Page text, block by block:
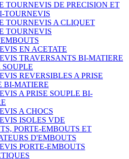
TOURNEVIS DE PRECISION ET
TOURNEVIS
TOURNEVIS A CLIQUET
TOURNEVIS
EN ACETATE
TRAVERSANTS BI-MATIERE
SOUPLE
REVERSIBLES A PRISE
BI-MATIERE
A PRISE SOUPLE BI-
A CHOCS
ISOLES VDE
PORTE-EMBOUTS ET
D'EMBOUTS
PORTE-EMBOUTS